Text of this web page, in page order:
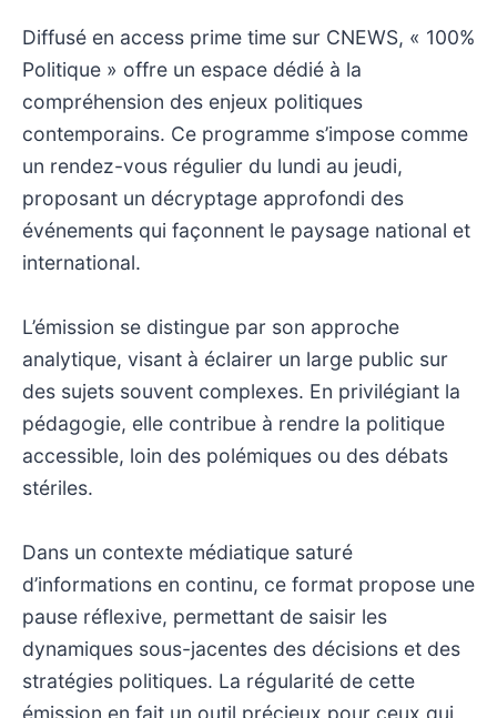
Diffusé en access prime time sur CNEWS, « 100%
Politique » offre un espace dédié à la
compréhension des enjeux politiques
contemporains. Ce programme s’impose comme
un rendez-vous régulier du lundi au jeudi,
proposant un décryptage approfondi des
événements qui façonnent le paysage national et
international.
L’émission se distingue par son approche
analytique, visant à éclairer un large public sur
des sujets souvent complexes. En privilégiant la
pédagogie, elle contribue à rendre la politique
accessible, loin des polémiques ou des débats
stériles.
Dans un contexte médiatique saturé
d’informations en continu, ce format propose une
pause réflexive, permettant de saisir les
dynamiques sous-jacentes des décisions et des
stratégies politiques. La régularité de cette
émission en fait un outil précieux pour ceux qui